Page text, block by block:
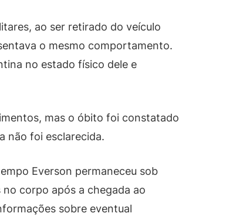
ao ser retirado do veículo
o mesmo comportamento.
no estado físico dele e
mas o óbito foi constatado
não foi esclarecida.
Everson permaneceu sob
corpo após a chegada ao
sobre eventual